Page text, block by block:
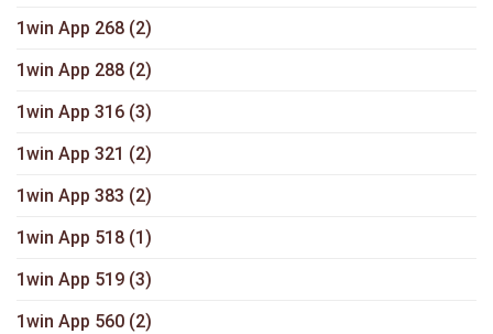
1win App 268 (2)
1win App 288 (2)
1win App 316 (3)
1win App 321 (2)
1win App 383 (2)
1win App 518 (1)
1win App 519 (3)
1win App 560 (2)